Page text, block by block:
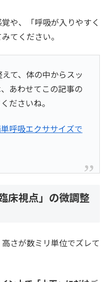
や、「呼吸が入りやすく
てください。
えて、体の中からスッ
あわせてこの記事の
ださいね。
呼吸エクササイズで
床視点」の微調整
さが数ミリ単位でズレて